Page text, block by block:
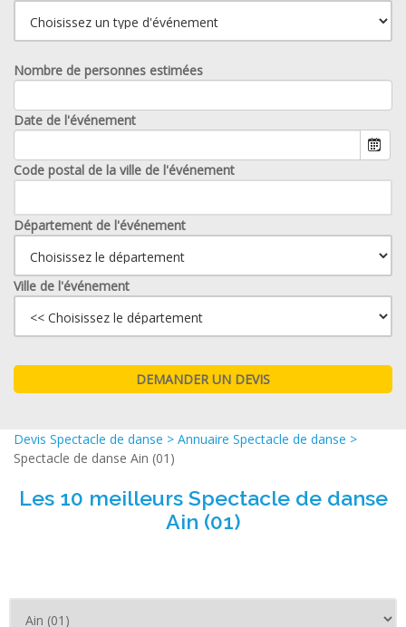
Nombre de personnes estimées
Date de l'événement
Code postal de la ville de l'événement
Département de l'événement
Ville de l'événement
Devis Spectacle de danse > Annuaire Spectacle de danse >
Spectacle de danse Ain (01)
Les 10 meilleurs Spectacle de danse
Ain (01)